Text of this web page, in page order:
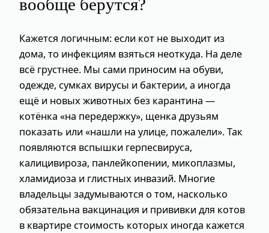
вообще берутся?
Кажется логичным: если кот не выходит из
дома, то инфекциям взяться неоткуда. На деле
всё грустнее. Мы сами приносим на обуви,
одежде, сумках вирусы и бактерии, а иногда
ещё и новых животных без карантина —
котёнка «на передержку», щенка друзьям
показать или «нашли на улице, пожалели». Так
появляются вспышки герпесвируса,
калицивироза, панлейкопении, микоплазмы,
хламидиоза и глистных инвазий. Многие
владельцы задумываются о том, насколько
обязательна вакцинация и прививки для котов
в квартире стоимость которых иногда кажется